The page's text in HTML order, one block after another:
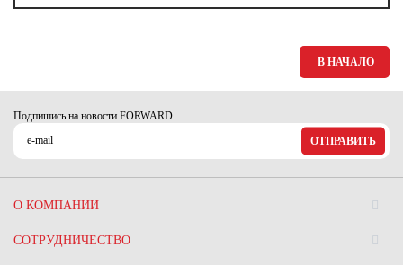
В НАЧАЛО
Подпишись на новости FORWARD
ОТПРАВИТЬ
О КОМПАНИИ
СОТРУДНИЧЕСТВО